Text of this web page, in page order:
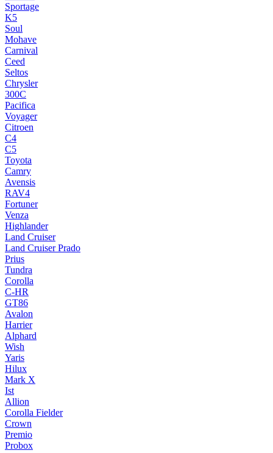
Sportage
K5
Soul
Mohave
Carnival
Ceed
Seltos
Chrysler
300C
Pacifica
Voyager
Citroen
C4
C5
Toyota
Camry
Avensis
RAV4
Fortuner
Venza
Highlander
Land Cruiser
Land Cruiser Prado
Prius
Tundra
Corolla
C-HR
GT86
Avalon
Harrier
Alphard
Wish
Yaris
Hilux
Mark X
Ist
Allion
Corolla Fielder
Crown
Premio
Probox